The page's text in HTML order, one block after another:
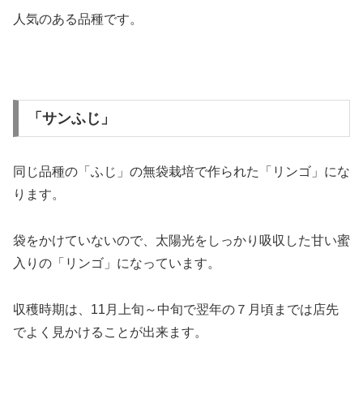
人気のある品種です。
「サンふじ」
同じ品種の「ふじ」の無袋栽培で作られた「リンゴ」にな
ります。
袋をかけていないので、太陽光をしっかり吸収した甘い蜜
入りの「リンゴ」になっています。
収穫時期は、11月上旬～中旬で翌年の７月頃までは店先
でよく見かけることが出来ます。